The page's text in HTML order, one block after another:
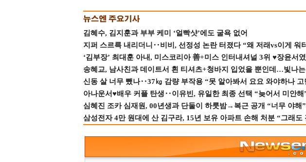
김혜수, 김지훈과 부부 케미 ‘얼빡샷’에도 굴욕 없어
지퍼 스르륵 내리더니‥비비, 선정성 논란 터졌다 “왜 저래vs이게 워
‘김부장’ 최대훈 아내, 미스코리아 善+미스 인터내셔널 3위 ♥장윤서
송혜교, 남사친과 데이트서 흰 티셔츠+청바지 입었을 뿐인데…빛나는
신동 살 너무 뺐나‥37㎏ 감량 부작용 “못 알아봐서 요요 와야하나 고
아나운서♥배우 커플 탄생‥이유빈, 유일한 최종 선택 “늦어서 미안해
심혜진 조카 심재원, 00년생과 단둘이 하룻밤→복근 공개 “너무 야해
삼성전자 4만 원대에 산 김구라, 15년 보유 아파트 손해 처분 “그래도